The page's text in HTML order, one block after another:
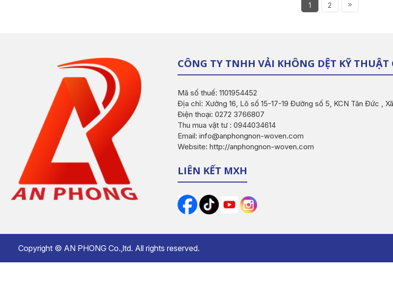
1 2
CÔNG TY TNHH VẢI KHÔNG DỆT KỸ THUẬT
Mã số thuế: 1101954452
Địa chỉ: Xưởng 16, Lô số 15-17-19 Đường số 5, KCN Tân Đức ,
Điện thoại: 0272 3766807
Thu mua vật tư : 0944034614
Email: info@anphongnon-woven.com
Website: http://anphongnon-woven.com
LIÊN KẾT MXH
Copyright © AN PHONG Co.,ltd. All rights reserved.